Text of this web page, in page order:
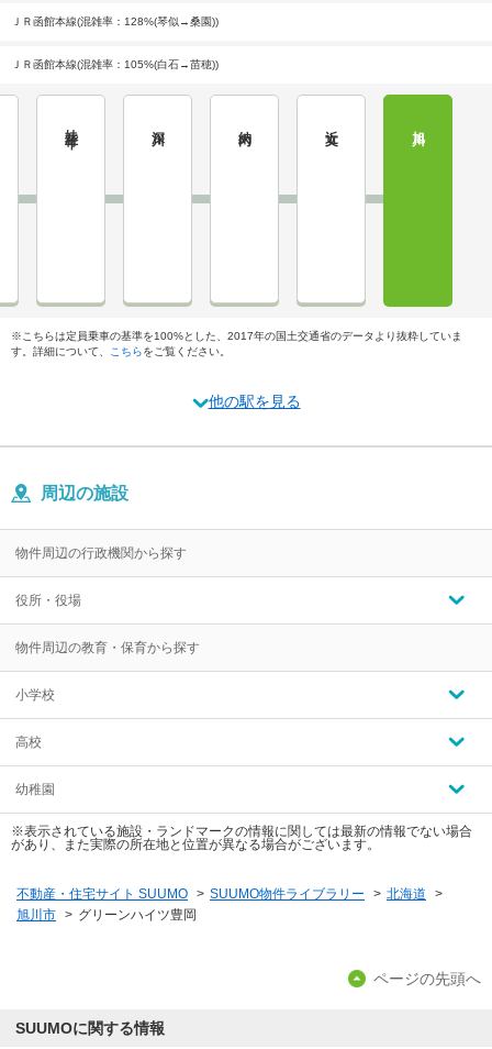
ＪＲ函館本線(混雑率：128%(琴似→桑園))
ＪＲ函館本線(混雑率：105%(白石→苗穂))
※こちらは定員乗車の基準を100%とした、2017年の国土交通省のデータより抜粋していま
す。詳細について、
こちらをご覧ください。
他の駅を見る
周辺の施設
物件周辺の行政機関から探す
役所・役場
物件周辺の教育・保育から探す
小学校
高校
幼稚園
※表示されている施設・ランドマークの情報に関しては最新の情報でない場合
があり、また実際の所在地と位置が異なる場合がございます。
不動産・住宅サイト SUUMO > SUUMO物件ライブラリー > 北海道
>
旭川市 > グリーンハイツ豊岡
ページの先頭へ
SUUMOに関する情報